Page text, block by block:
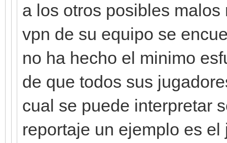
a los otros posibles
vpn de su equipo se
no ha hecho el minimo
de que todos sus
cual se puede interpretar
reportaje un ejemplo es